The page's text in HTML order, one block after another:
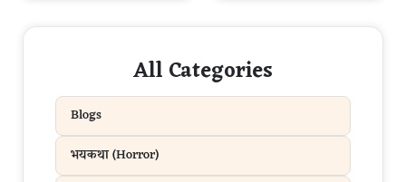
All Categories
Blogs
भयकथा (Horror)